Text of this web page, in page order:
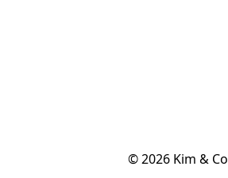
© 2026 Kim & Co